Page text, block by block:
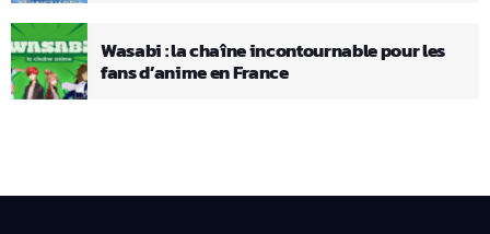
Wasabi : la chaîne incontournable pour les
fans d’anime en France